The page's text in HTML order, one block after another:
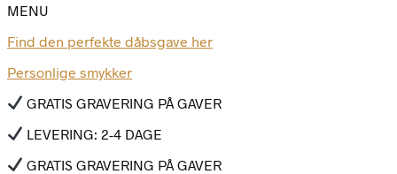
MENU
Find den perfekte dåbsgave her
Personlige smykker
GRATIS GRAVERING PÅ GAVER
LEVERING: 2-4 DAGE
GRATIS GRAVERING PÅ GAVER